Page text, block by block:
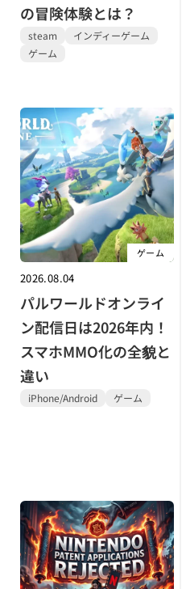
の冒険体験とは？
steam
インディーゲーム
ゲーム
ゲーム
2026.08.04
パルワールドオンライ
ン配信日は2026年内！
スマホMMO化の全貌と
違い
iPhone/Android ゲーム